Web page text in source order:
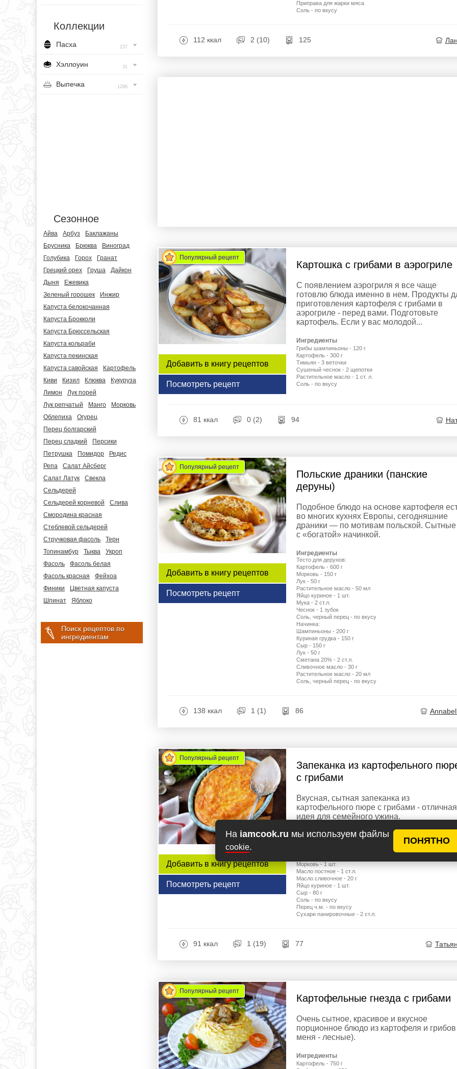
На iamcook.ru мы используем файлы
cookie.
ПОНЯТНО
Коллекции
Пасха 237
Хэллоуин 31
Выпечка 1296
Сезонное
Айва Арбуз
Баклажаны
Брусника
Брюква
Виноград
Голубика
Горох
Гранат
Грецкий орех
Груша
Дайкон
Дыня
Ежевика
Зеленый горошек
Инжир
Капуста белокочанная
Капуста Брокколи
Капуста Брюссельская
Капуста кольраби
Капуста пекинская
Капуста савойская
Картофель
Киви
Кизил Клюква
Кукуруза
Лимон
Лук порей
Лук репчатый
Манго
Морковь
Облепиха
Огурец
Перец болгарский
Перец сладкий
Персики
Петрушка
Помидор
Редис
Репа
Салат Айсберг
Салат Латук
Свекла
Сельдерей
Сельдерей корневой
Слива
Смородина красная
Стеблевой сельдерей
Стручковая фасоль
Терн
Топинамбур
Тыква
Укроп
Фасоль
Фасоль белая
Фасоль красная
Фейхоа
Финики
Цветная капуста
Шпинат
Яблоко
Поиск рецептов по
ингредиентам
Приправа для жарки мяса
Соль - по вкусу
112 ккал 2 (10) 125
Популярный рецепт
Добавить в книгу рецептов
Посмотреть рецепт
Картошка с грибами в аэрогриле
С появлением аэрогриля я все чаще
готовлю блюда именно в нем. Продукты
приготовления картофеля с грибами в
аэрогриле - перед вами. Подготовьте
картофель. Если у вас молодой...
Ингредиенты
Грибы шампиньоны - 120 г
Картофель - 300 г
Тимьян - 3 веточки
Сушеный чеснок - 2 щепотки
Растительное масло - 1 ст. л.
Соль - по вкусу
81 ккал 0 (2) 94
Популярный рецепт
Добавить в книгу рецептов
Посмотреть рецепт
Польские драники (панские
деруны)
Подобное блюдо на основе картофеля
во многих кухнях Европы, сегодняшние
драники — по мотивам польской.
с «богатой» начинкой.
Ингредиенты
Тесто для дерунов:
Картофель - 600 г
Морковь - 150 г
Лук - 50 г
Растительное масло - 50 мл
Яйцо куриное - 1 шт.
Мука - 2 ст.л.
Чеснок - 1 зубок
Соль, черный перец - по вкусу
Начинка:
Шампиньоны - 200 г
Куриная грудка - 150 г
Сыр - 150 г
Лук - 50 г
Сметана 20% - 2 ст.л.
Сливочное масло - 30 г
Растительное масло - 20 мл
Соль, черный перец - по вкусу
138 ккал 1 (1) 86
Популярный рецепт
Добавить в книгу рецептов
Посмотреть рецепт
Запеканка из картофельного
с грибами
Вкусная, сытная запеканка из
картофельного пюре с грибами - отличная
идея для семейного ужина.
Ингредиенты
Морковь - 1 шт.
Масло постное - 1 ст.л.
Масло сливочное - 20 г
Яйцо куриное - 1 шт.
Сыр - 80 г
Соль - по вкусу
Перец ч.м. - по вкусу
Сухари панировочные - 2 ст.л.
91 ккал 1 (19) 77
Популярный рецепт
Картофельные гнезда с грибами
Очень сытное, красивое и вкусное
порционное блюдо из картофеля и грибов
меня - лесные).
Ингредиенты
Картофель - 750 г